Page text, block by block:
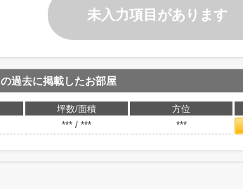
未入力項目があります
の過去に掲載したお部屋
坪数/面積 方位
*** / *** ***